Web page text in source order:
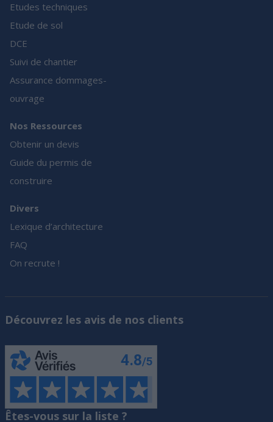
Etudes techniques
Etude de sol
DCE
Suivi de chantier
Assurance dommages-
ouvrage
Nos Ressources
Obtenir un devis
Guide du permis de
construire
Divers
Lexique d’architecture
FAQ
On recrute !
Découvrez les avis de nos clients
Êtes-vous sur la liste ?